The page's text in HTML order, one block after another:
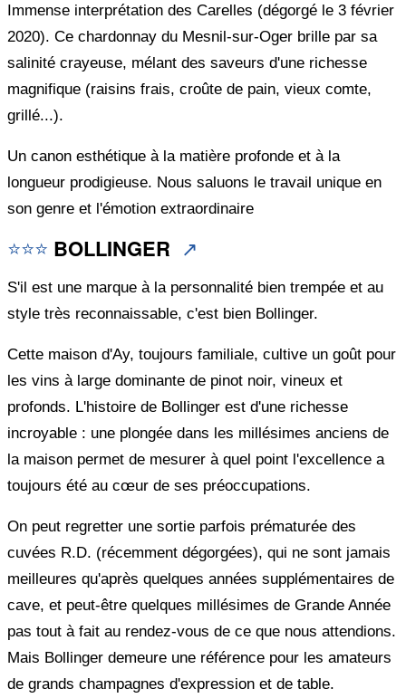
Immense interprétation des Carelles (dégorgé le 3 février
2020). Ce chardonnay du Mesnil-sur-Oger brille par sa
salinité crayeuse, mélant des saveurs d'une richesse
magnifique (raisins frais, croûte de pain, vieux comte,
grillé...).
Un canon esthétique à la matière profonde et à la
longueur prodigieuse. Nous saluons le travail unique en
son genre et l'émotion extraordinaire
⭐⭐⭐ BOLLINGER ↗️
S'il est une marque à la personnalité bien trempée et au
style très reconnaissable, c'est bien Bollinger.
Cette maison d'Ay, toujours familiale, cultive un goût pour
les vins à large dominante de pinot noir, vineux et
profonds. L'histoire de Bollinger est d'une richesse
incroyable : une plongée dans les millésimes anciens de
la maison permet de mesurer à quel point l'excellence a
toujours été au cœur de ses préoccupations.
On peut regretter une sortie parfois prématurée des
cuvées R.D. (récemment dégorgées), qui ne sont jamais
meilleures qu'après quelques années supplémentaires de
cave, et peut-être quelques millésimes de Grande Année
pas tout à fait au rendez-vous de ce que nous attendions.
Mais Bollinger demeure une référence pour les amateurs
de grands champagnes d'expression et de table.